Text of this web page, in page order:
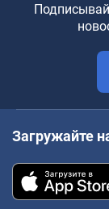
Загружайте